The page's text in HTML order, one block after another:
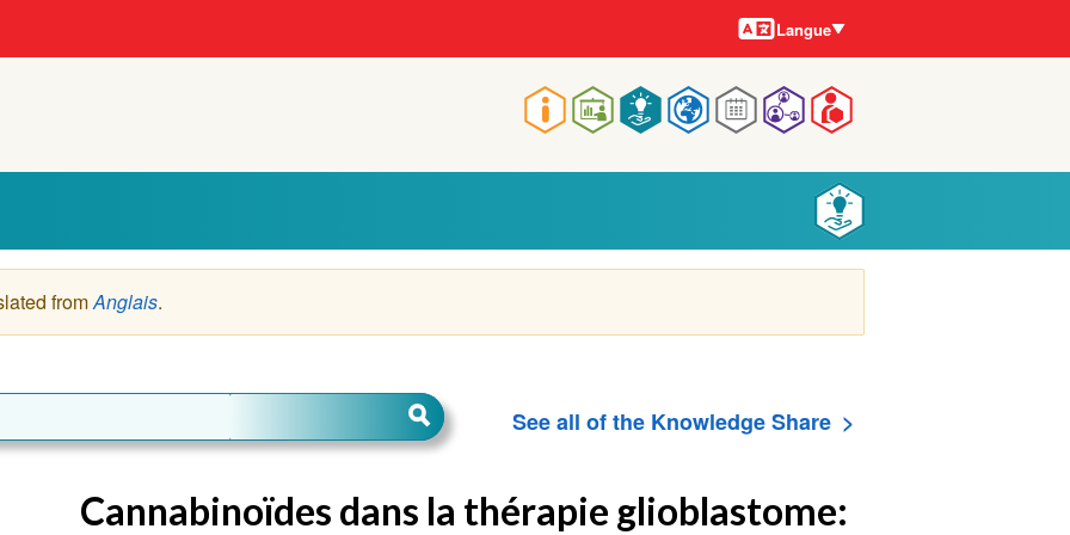
Main
navigation
Langues
Langue
fromAnglais.
See all of the Knowledge Share
Cannabinoïdes dans la thérapie glioblastome: